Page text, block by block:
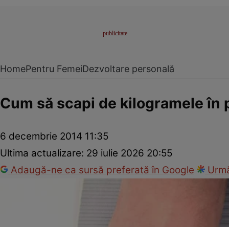
HomePentru FemeiDezvoltare personală
Cum să scapi de kilogramele
6 decembrie 2014 11:35
Ultima actualizare: 29 iulie 2026 20:55
Adaugă-ne ca sursă preferată în Google